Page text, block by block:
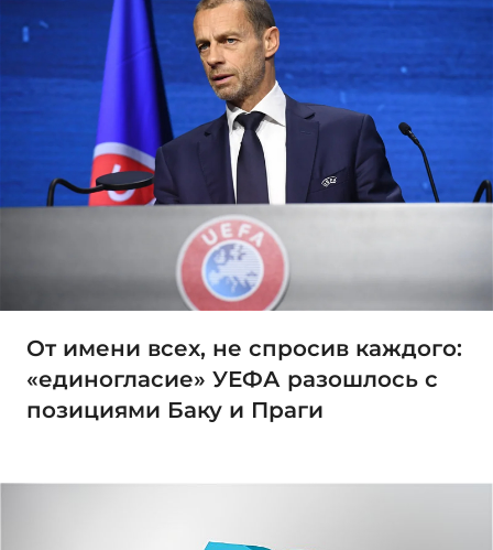
От имени всех, не спросив каждого:
«единогласие» УЕФА разошлось с
позициями Баку и Праги